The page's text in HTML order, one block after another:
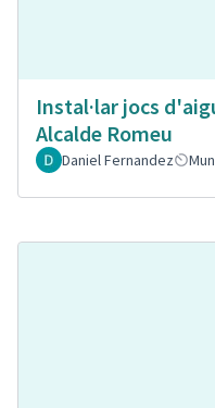
Instal·lar jocs
Alcalde Romeu
Daniel Fernandez